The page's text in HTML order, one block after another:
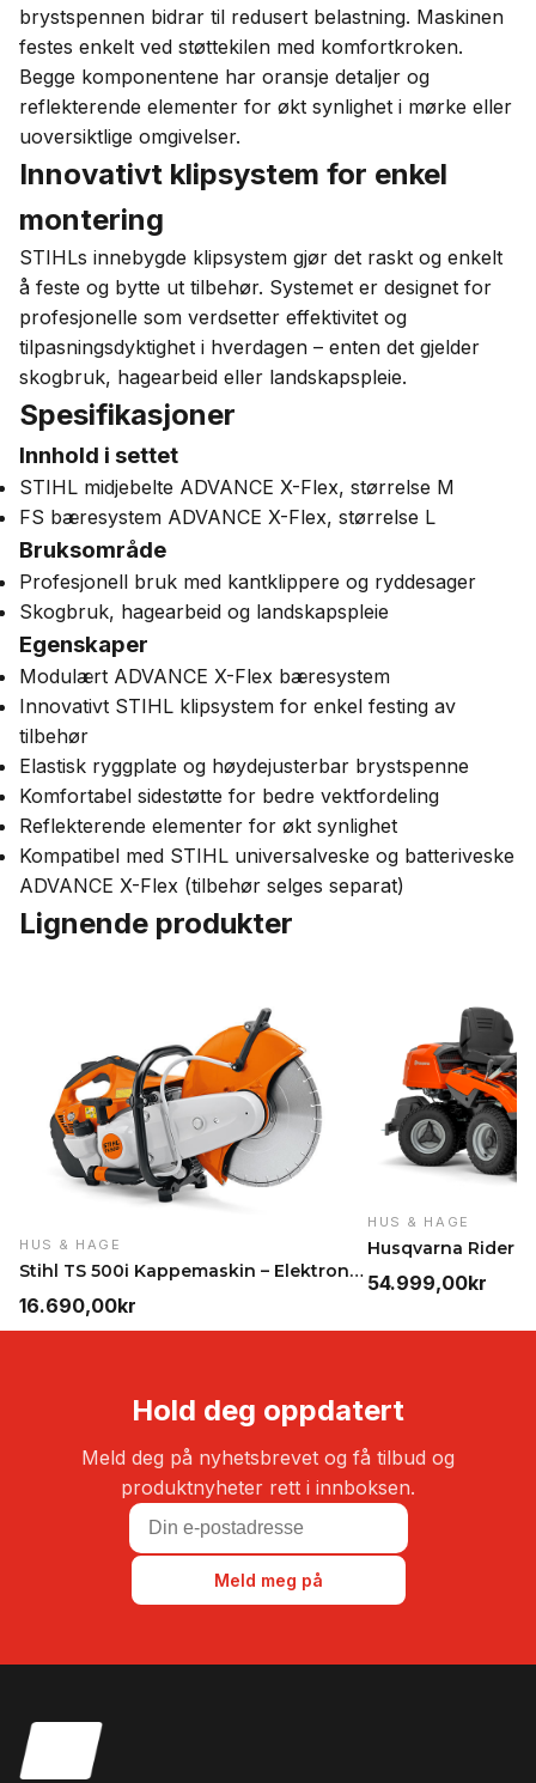
brystspennen bidrar til redusert belastning. Maskinen
festes enkelt ved støttekilen med komfortkroken.
Begge komponentene har oransje detaljer og
reflekterende elementer for økt synlighet i mørke eller
uoversiktlige omgivelser.
Innovativt klipsystem for enkel
montering
STIHLs innebygde klipsystem gjør det raskt og enkelt
å feste og bytte ut tilbehør. Systemet er designet for
profesjonelle som verdsetter effektivitet og
tilpasningsdyktighet i hverdagen – enten det gjelder
skogbruk, hagearbeid eller landskapspleie.
Spesifikasjoner
Innhold i settet
STIHL midjebelte ADVANCE X-Flex, størrelse M
FS bæresystem ADVANCE X-Flex, størrelse L
Bruksområde
Profesjonell bruk med kantklippere og ryddesager
Skogbruk, hagearbeid og landskapspleie
Egenskaper
Modulært ADVANCE X-Flex bæresystem
Innovativt STIHL klipsystem for enkel festing av
tilbehør
Elastisk ryggplate og høydejusterbar brystspenne
Komfortabel sidestøtte for bedre vektfordeling
Reflekterende elementer for økt synlighet
Kompatibel med STIHL universalveske og batteriveske
ADVANCE X-Flex (tilbehør selges separat)
Lignende produkter
HUS & HAGE
Stihl TS 500i Kappemaskin – Elektronisk innsprøyti…
16.690,00kr
HUS & HAGE
54.999,00kr
Hold deg oppdatert
Meld deg på nyhetsbrevet og få tilbud og
produktnyheter rett i innboksen.
Meld meg på